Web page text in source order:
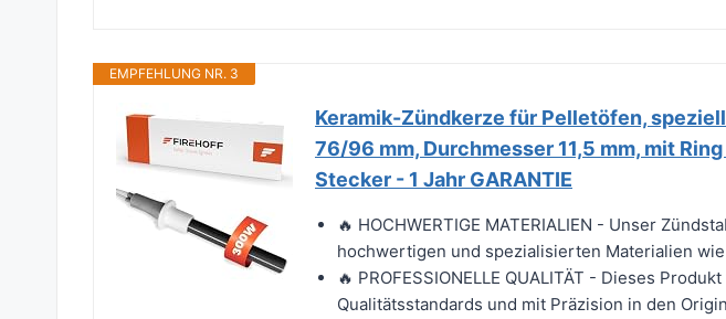
EMPFEHLUNG NR. 3
Keramik-Zündkerze für Pelletöfen,
76/96 mm, Durchmesser 11,5 mm, mit
Stecker - 1 Jahr GARANTIE
🔥 HOCHWERTIGE MATERIALIEN - Unser
hochwertigen und spezialisierten Materialien
🔥 PROFESSIONELLE QUALITÄT - Dieses
Qualitätsstandards und mit Präzision in den